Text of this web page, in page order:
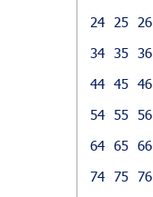
24
25 26
34 35 36
44 45 46
54 55 56
64 65 66
74 75 76